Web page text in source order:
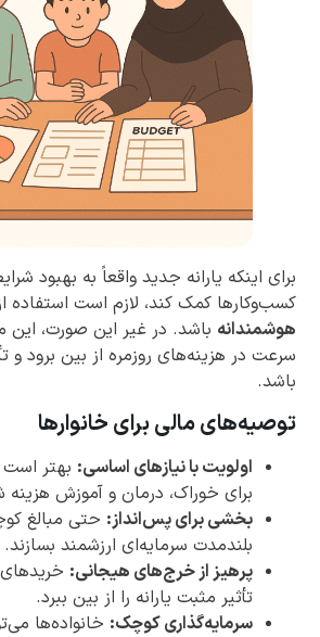
برای اینکه یارانه جدید واقعاً به بهبود
کسب‌وکارها کمک کند، لازم است استفاده
هوشمندانه باشد. در غیر این صورت، این
سرعت در هزینه‌های روزمره از بین برود و
باشد.
توصیه‌های مالی برای خانوارها
اولویت با نیازهای اساسی: بهتر است
برای خوراک، درمان و آموزش هزینه
بخشی برای پس‌انداز: حتی مبالغ
بلندمدت سرمایه‌ای ارزشمند بسازند.
پرهیز از خرج‌های هیجانی:
تأثیر مثبت یارانه را از بین ببرد.
سرمایه‌گذاری کوچک: خانواده‌ها